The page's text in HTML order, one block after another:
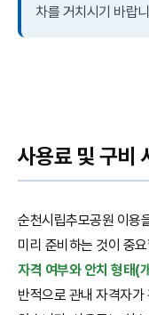
차를 거치시기 바랍
사용료 및 구비
순천시립추모공원 이용
미리 준비하는 것이 중
자격 여부와 안치 형태(
반적으로 관내 자격자